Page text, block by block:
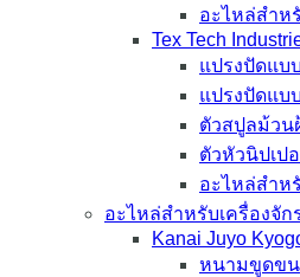
อะไหล่สำห
Tex Tech
แปรงปัดแบ
แปรงปัดแบ
ตัวสปูลม้วน
ตัวหัวนิปเป
อะไหล่สำห
อะไหล่สำหรับเครื่องจั
Kanai Juyo
หนามขูดขน